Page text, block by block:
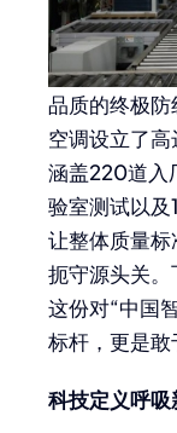
品质的终极
空调设立了
涵盖220道入
验室测试以及
让整体质量
扼守源头关。
这份对“中国
标杆，更是敢
科技定义呼吸